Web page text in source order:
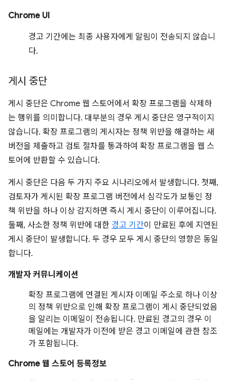
Chrome UI
경고 기간에는 최종 사용자에게 알림이 전송되지 않습니
다.
게시 중단
게시 중단은 Chrome 웹 스토어에서 확장 프로그램을 삭제하
는 행위를 의미합니다. 대부분의 경우 게시 중단은 영구적이지
않습니다. 확장 프로그램의 게시자는 정책 위반을 해결하는 새
버전을 제출하고 검토 절차를 통과하여 확장 프로그램을 웹 스
토어에 반환할 수 있습니다.
게시 중단은 다음 두 가지 주요 시나리오에서 발생합니다. 첫째,
검토자가 게시된 확장 프로그램 버전에서 심각도가 보통인 정
책 위반을 하나 이상 감지하면 즉시 게시 중단이 이루어집니다.
둘째, 사소한 정책 위반에 대한 경고 기간이 만료된 후에 지연된
게시 중단이 발생합니다. 두 경우 모두 게시 중단의 영향은 동일
합니다.
개발자 커뮤니케이션
확장 프로그램에 연결된 게시자 이메일 주소로 하나 이상
의 정책 위반으로 인해 확장 프로그램이 게시 중단되었음
을 알리는 이메일이 전송됩니다. 만료된 경고의 경우 이
메일에는 개발자가 이전에 받은 경고 이메일에 관한 참조
가 포함됩니다.
Chrome 웹 스토어 등록정보